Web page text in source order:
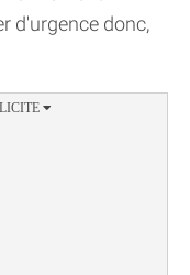
d'urgence donc,